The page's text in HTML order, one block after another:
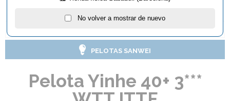
PELOTAS SANWEI
Pelota Yinhe 40+ 3***
No volver a mostrar de nuevo